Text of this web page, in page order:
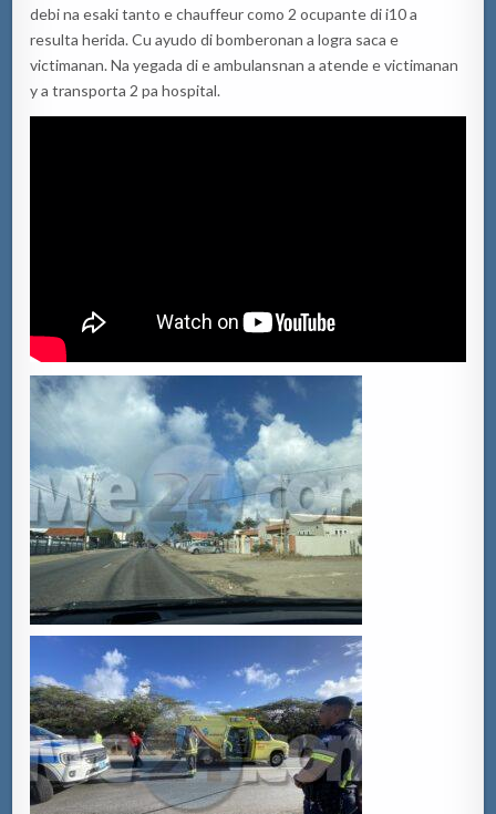
debi na esaki tanto e chauffeur como 2 ocupante di i10 a
resulta herida. Cu ayudo di bomberonan a logra saca e
victimanan. Na yegada di e ambulansnan a atende e victimanan
y a transporta 2 pa hospital.